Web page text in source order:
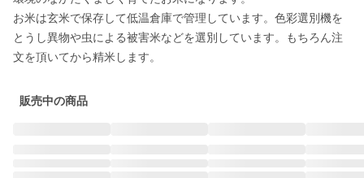
お米は玄米で保存して低温倉庫で管理しています。色彩選別機を
とうし異物や虫による被害米などを選別しています。もちろん注
文を頂いてから精米します。
販売中の商品